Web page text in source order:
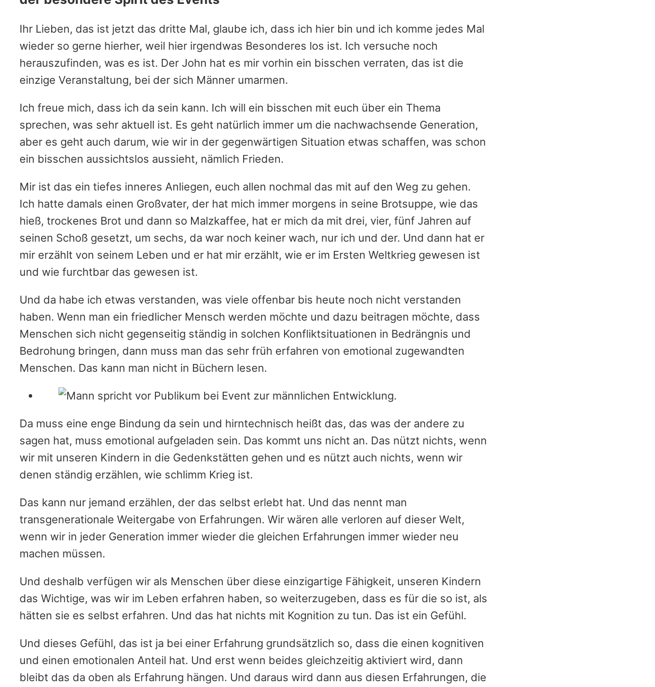
Ihr Lieben, das ist jetzt das dritte Mal, glaube ich, dass ich hier bin und ich komme jedes Mal
wieder so gerne hierher, weil hier irgendwas Besonderes los ist. Ich versuche noch
herauszufinden, was es ist. Der John hat es mir vorhin ein bisschen verraten, das ist die
einzige Veranstaltung, bei der sich Männer umarmen.
Ich freue mich, dass ich da sein kann. Ich will ein bisschen mit euch über ein Thema
sprechen, was sehr aktuell ist. Es geht natürlich immer um die nachwachsende Generation,
aber es geht auch darum, wie wir in der gegenwärtigen Situation etwas schaffen, was schon
ein bisschen aussichtslos aussieht, nämlich Frieden.
Mir ist das ein tiefes inneres Anliegen, euch allen nochmal das mit auf den Weg zu gehen.
Ich hatte damals einen Großvater, der hat mich immer morgens in seine Brotsuppe, wie das
hieß, trockenes Brot und dann so Malzkaffee, hat er mich da mit drei, vier, fünf Jahren auf
seinen Schoß gesetzt, um sechs, da war noch keiner wach, nur ich und der. Und dann hat er
mir erzählt von seinem Leben und er hat mir erzählt, wie er im Ersten Weltkrieg gewesen ist
und wie furchtbar das gewesen ist.
Und da habe ich etwas verstanden, was viele offenbar bis heute noch nicht verstanden
haben. Wenn man ein friedlicher Mensch werden möchte und dazu beitragen möchte, dass
Menschen sich nicht gegenseitig ständig in solchen Konfliktsituationen in Bedrängnis und
Bedrohung bringen, dann muss man das sehr früh erfahren von emotional zugewandten
Menschen. Das kann man nicht in Büchern lesen.
Da muss eine enge Bindung da sein und hirntechnisch heißt das, das was der andere zu
sagen hat, muss emotional aufgeladen sein. Das kommt uns nicht an. Das nützt nichts, wenn
wir mit unseren Kindern in die Gedenkstätten gehen und es nützt auch nichts, wenn wir
denen ständig erzählen, wie schlimm Krieg ist.
Das kann nur jemand erzählen, der das selbst erlebt hat. Und das nennt man
transgenerationale Weitergabe von Erfahrungen. Wir wären alle verloren auf dieser Welt,
wenn wir in jeder Generation immer wieder die gleichen Erfahrungen immer wieder neu
machen müssen.
Und deshalb verfügen wir als Menschen über diese einzigartige Fähigkeit, unseren Kindern
das Wichtige, was wir im Leben erfahren haben, so weiterzugeben, dass es für die so ist, als
hätten sie es selbst erfahren. Und das hat nichts mit Kognition zu tun. Das ist ein Gefühl.
Und dieses Gefühl, das ist ja bei einer Erfahrung grundsätzlich so, dass die einen kognitiven
und einen emotionalen Anteil hat. Und erst wenn beides gleichzeitig aktiviert wird, dann
bleibt das da oben als Erfahrung hängen. Und daraus wird dann aus diesen Erfahrungen, die